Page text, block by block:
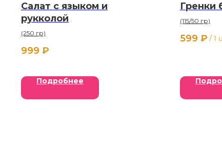
Салат с языком и
рукколой
(250 гр)
999 ₽
Подробнее
Гренки
(115/50 гр)
599 ₽ / 1